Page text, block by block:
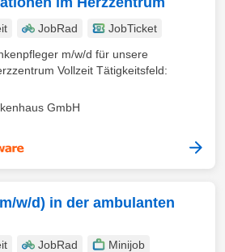
JobRad
JobTicket
m/w/d für unsere
Vollzeit Tätigkeitsfeld:
GmbH
w/d) in der ambulanten
JobRad
Minijob